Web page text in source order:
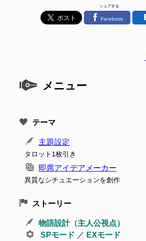
シェアする
Facebook
メニュー
テーマ
主題設定
タロット1枚引き
即席アイデアメーカー
異質なシチュエーションを創作
ストーリー
物語設計（主人公視点）
SPモード ／ EXモード